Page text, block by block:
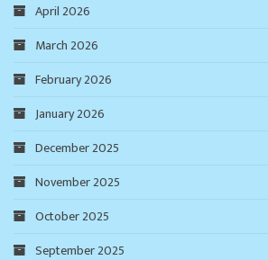
April 2026
March 2026
February 2026
January 2026
December 2025
November 2025
October 2025
September 2025